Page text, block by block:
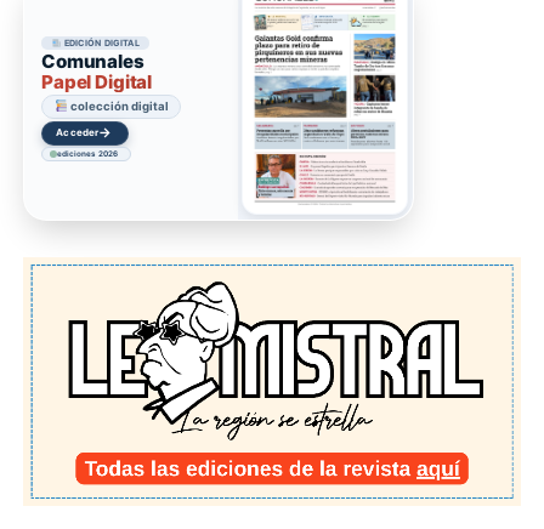
EDICIÓN DIGITAL
Comunales
Papel Digital
colección digital
Acceder→
ediciones 2026